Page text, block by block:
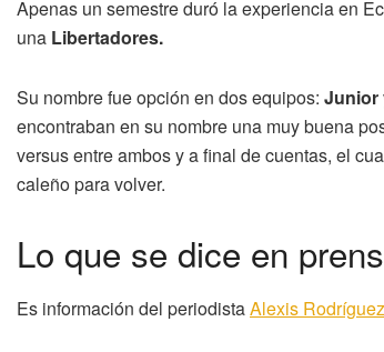
Apenas un semestre duró la experiencia en
una Libertadores.
Su nombre fue opción en dos equipos: Junior
encontraban en su nombre una muy buena
versus entre ambos y a final de cuentas, el
caleño para volver.
Lo que se dice en
Es información del periodistaAlexis Rodríguez